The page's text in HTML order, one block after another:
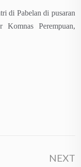
di Pabelan di pusaran
Perempuan,
NEXT